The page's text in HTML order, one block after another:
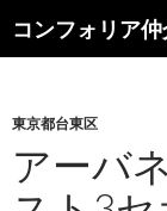
コンフォリア
索
ン
ツ
へ
ス
東京都台東区
アーバ